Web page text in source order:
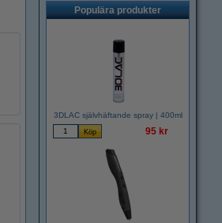
Populära produkter
3DLAC självhäftande spray | 400ml
95 kr